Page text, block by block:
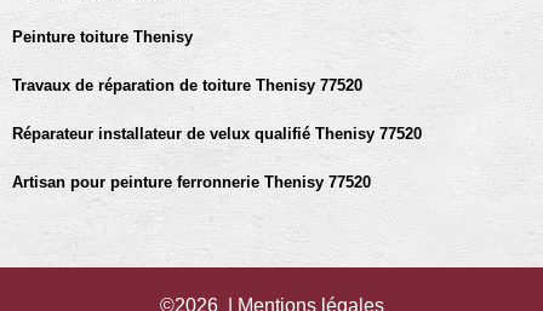
Peinture toiture Thenisy
Travaux de réparation de toiture Thenisy 77520
Réparateur installateur de velux qualifié Thenisy 77520
Artisan pour peinture ferronnerie Thenisy 77520
©2026 | Mentions légales